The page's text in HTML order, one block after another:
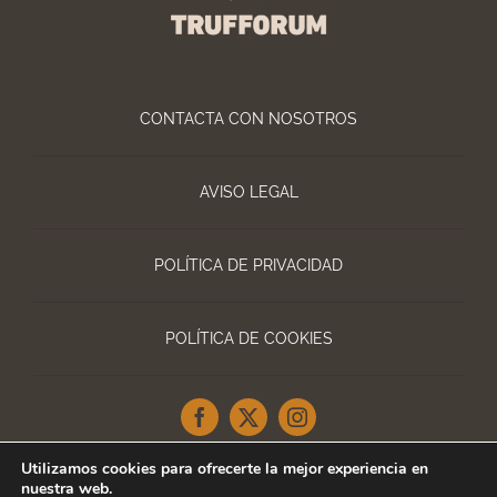
CONTACTA CON NOSOTROS
AVISO LEGAL
POLÍTICA DE PRIVACIDAD
POLÍTICA DE COOKIES
Utilizamos cookies para ofrecerte la mejor experiencia en
nuestra web.